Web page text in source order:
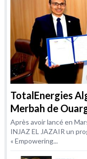
TotalEnergies
Merbah de
coopération
Après avoir lancé en
INJAZ EL JAZAIR un
« Empowering...